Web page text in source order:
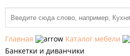
Главная
Каталог мебели
Банкетки и диванчики
МЕБЕЛЬ
КУХНИ